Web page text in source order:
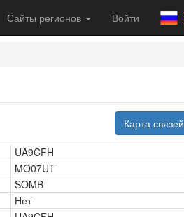
Сайты регионов Войти
Карта связей
UA9CFH
MO07UT
SOMB
Нет